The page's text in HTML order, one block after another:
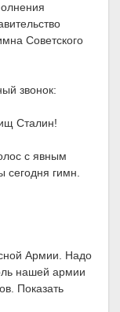
Советского
звонок:
Сталин!
с явным
сегодня гимн.
Армии. Надо
нашей армии
Показать